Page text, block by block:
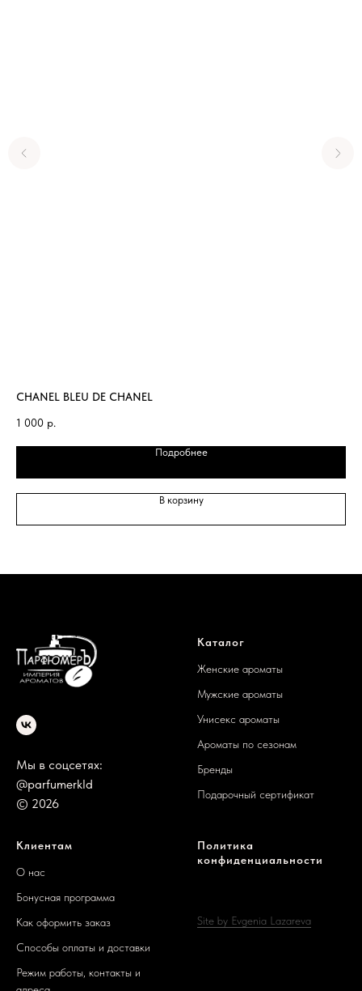
CHANEL BLEU DE CHANEL
1 000 р.
Подробнее
В корзину
Мы в соцсетях:
@parfumerkld
© 2026
Каталог
Женские ароматы
Мужские ароматы
Унисекс ароматы
Ароматы по сезонам
Бренды
Подарочный сертификат
Клиентам
О нас
Бонусная программа
Как оформить заказ
Способы оплаты и доставки
Режим работы, контакты и
Политика
конфиденциальности
Site by Evgenia Lazareva